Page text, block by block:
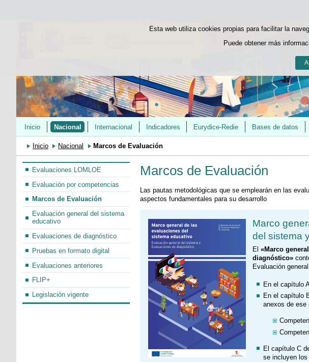
Esta web utiliza cookies propias para facilitar la
Puede obtener más
Inicio Nacional Internacional Indicadores Eurydice-Redie Bases de datos
Inicio Nacional Marcos de Evaluación
Evaluaciones LOMLOE
Evaluación por competencias
Marcos de Evaluación
Evaluación general del sistema
educativo
Evaluaciones de diagnóstico
Pruebas en formato digital
Evaluaciones anteriores
FLIP+
Legislación vigente
Marcos de Evaluación
Las pautas metodológicas que se emplearán en las
aspectos fundamentales para su desarrollo
Marco
del sistema
El «Marco
diagnóstico»
Evaluación
En el capítulo
En el capítulo
anexos de ese
El capítulo C
se incluyen